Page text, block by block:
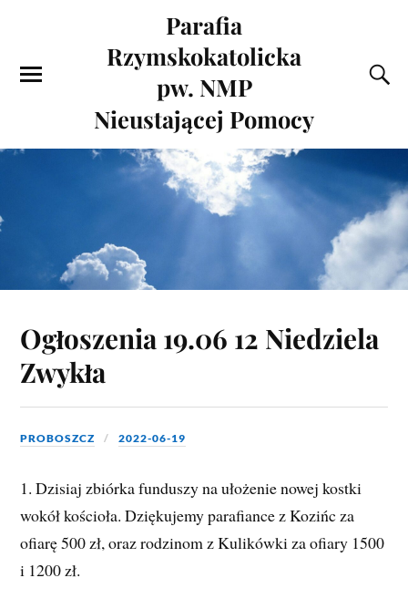
Parafia
Rzymskokatolicka
pw. NMP
Nieustającej Pomocy
Ogłoszenia 19.06 12 Niedziela
Zwykła
PROBOSZCZ 2022-06-19
1. Dzisiaj zbiórka funduszy na ułożenie nowej kostki
wokół kościoła. Dziękujemy parafiance z Kozińc za
ofiarę 500 zł, oraz rodzinom z Kulikówki za ofiary 1500
i 1200 zł.